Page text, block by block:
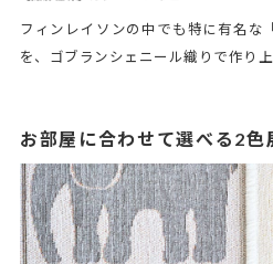
フィンレイソンの中でも特に有名な
を、ゴブランシェニール織りで作り
お部屋に合わせて選べる2色